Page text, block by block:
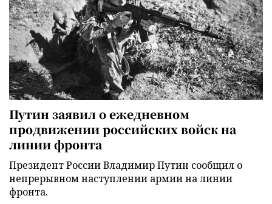
Путин заявил о ежедневном
продвижении российских войск на
линии фронта
Президент России Владимир Путин сообщил о
непрерывном наступлении армии на линии
фронта.